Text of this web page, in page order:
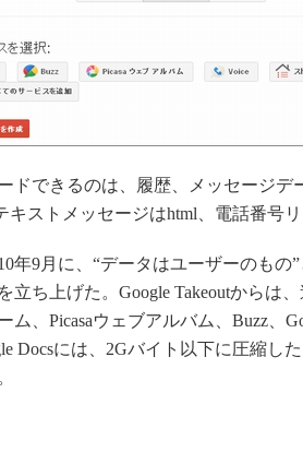
ドできるのは、履歴、メッセージデ
キストメッセージはhtml、電話番号
年9月に、“データはユーザーのもの”
立ち上げた。Google Takeoutからは
ム、Picasaウェブアルバム、Buzz、
Docsには、2Gバイト以下に圧縮し